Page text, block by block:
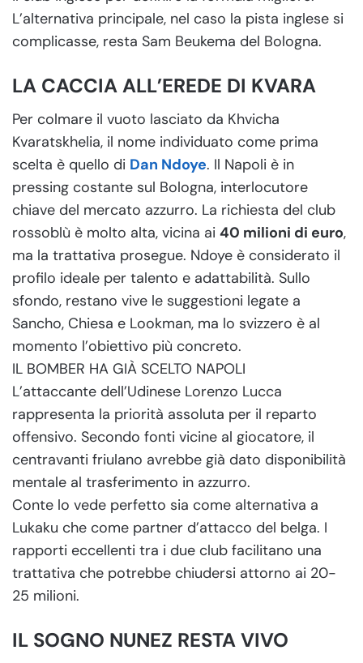
L’alternativa principale, nel caso la pista inglese si
complicasse, resta Sam Beukema del Bologna.
LA CACCIA ALL’EREDE DI KVARA
Per colmare il vuoto lasciato da Khvicha
Kvaratskhelia, il nome individuato come prima
scelta è quello di Dan Ndoye. Il Napoli è in
pressing costante sul Bologna, interlocutore
chiave del mercato azzurro. La richiesta del club
rossoblù è molto alta, vicina ai 40 milioni di euro,
ma la trattativa prosegue. Ndoye è considerato il
profilo ideale per talento e adattabilità. Sullo
sfondo, restano vive le suggestioni legate a
Sancho, Chiesa e Lookman, ma lo svizzero è al
momento l’obiettivo più concreto.
IL BOMBER HA GIÀ SCELTO NAPOLI
L’attaccante dell’Udinese Lorenzo Lucca
rappresenta la priorità assoluta per il reparto
offensivo. Secondo fonti vicine al giocatore, il
centravanti friulano avrebbe già dato disponibilità
mentale al trasferimento in azzurro.
Conte lo vede perfetto sia come alternativa a
Lukaku che come partner d’attacco del belga. I
rapporti eccellenti tra i due club facilitano una
trattativa che potrebbe chiudersi attorno ai 20-
25 milioni.
IL SOGNO NUNEZ RESTA VIVO